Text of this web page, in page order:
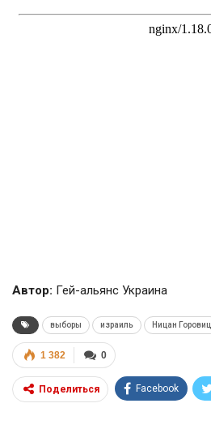
Автор: Гей-альянс Украина
выборы израиль Ницан Горовиц
0
1 382
Поделиться Facebook